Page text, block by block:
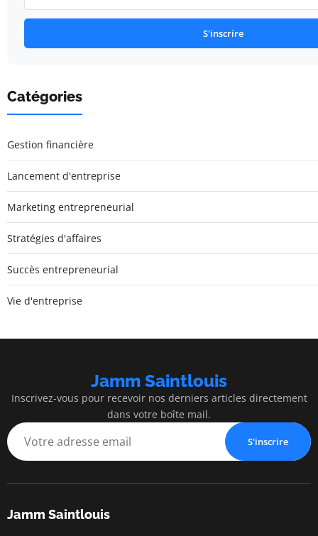
S'inscrire
Catégories
Gestion financière
Lancement d'entreprise
Marketing entrepreneurial
Stratégies d'affaires
Succès entrepreneurial
Vie d'entreprise
Jamm Saintlouis
Inscrivez-vous pour recevoir nos derniers articles directement
dans votre boîte mail.
S'inscrire
Jamm Saintlouis